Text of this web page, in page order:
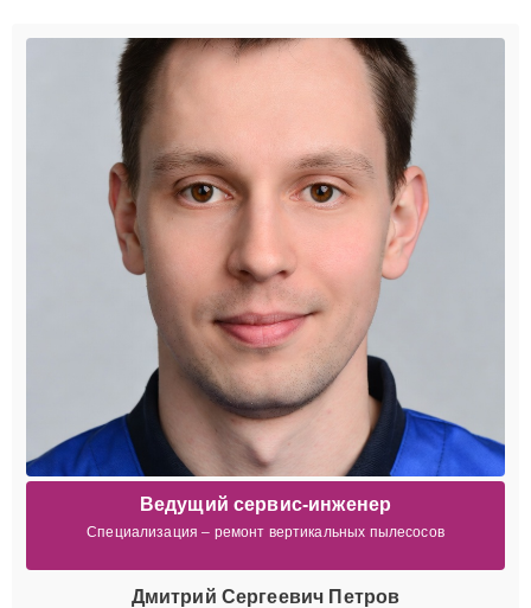
Ведущий сервис-инженер
Специализация – ремонт вертикальных пылесосов
Дмитрий Сергеевич Петров